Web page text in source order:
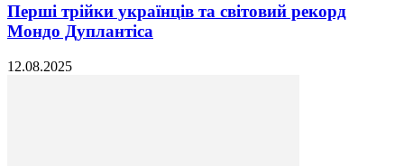
Перші трійки українців та світовий рекорд
Мондо Дуплантіса
12.08.2025